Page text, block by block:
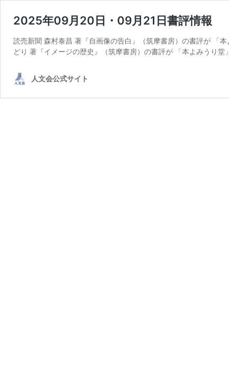
2025年09月20日・09月21日書評情報
読売新聞 森村泰昌 著『自画像の告白』（筑摩書房）の書評が 「
どり 著『イメージの歴史』（筑摩書房）の書評が 「本よみうり
人文会公式サイト